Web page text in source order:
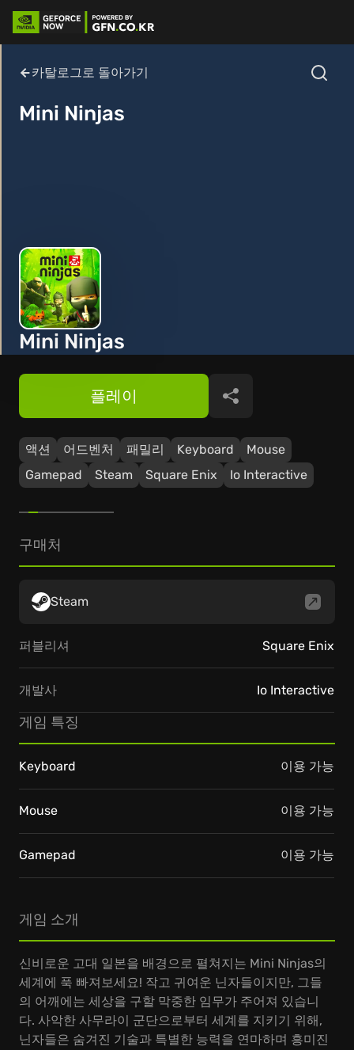
카탈로그로 돌아가기
Mini Ninjas
Mini Ninjas
액션 어드벤처 패밀리 Keyboard
Mouse
Gamepad
Steam Square Enix Io Interactive
플레이 공유
게임 소개
신비로운 고대 일본을 배경으로 펼쳐지는 Mini Ninjas의
세계에 푹 빠져보세요! 작고 귀여운 닌자들이지만, 그들
의 어깨에는 세상을 구할 막중한 임무가 주어져 있습니
다. 사악한 사무라이 군단으로부터 세계를 지키기 위해,
닌자들은 숨겨진 기술과 특별한 능력을 연마하며 흥미진
구매처
Steam
퍼블리셔 Square Enix
개발사 Io Interactive
게임 특징
Keyboard 이용 가능
Mouse 이용 가능
Gamepad 이용 가능